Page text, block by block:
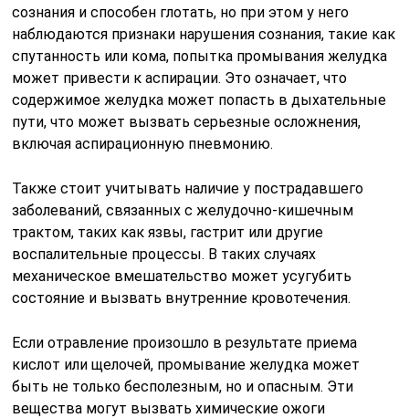
сознания и способен глотать, но при этом у него
наблюдаются признаки нарушения сознания, такие как
спутанность или кома, попытка промывания желудка
может привести к аспирации. Это означает, что
содержимое желудка может попасть в дыхательные
пути, что может вызвать серьезные осложнения,
включая аспирационную пневмонию.
Также стоит учитывать наличие у пострадавшего
заболеваний, связанных с желудочно-кишечным
трактом, таких как язвы, гастрит или другие
воспалительные процессы. В таких случаях
механическое вмешательство может усугубить
состояние и вызвать внутренние кровотечения.
Если отравление произошло в результате приема
кислот или щелочей, промывание желудка может
быть не только бесполезным, но и опасным. Эти
вещества могут вызвать химические ожоги